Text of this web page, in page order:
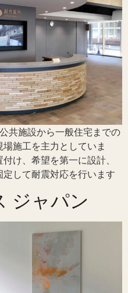
共施設から一般住宅までの
施工を主力としていま
け、希望を第一に設計、
して耐震対応を行います
ジャパン